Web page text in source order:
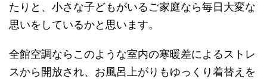
たりと、小さな子どもがいるご家庭なら毎日大変な
思いをしているかと思います。
全館空調ならこのような室内の寒暖差によるストレ
スから開放され、お風呂上がりもゆっくり着替えを